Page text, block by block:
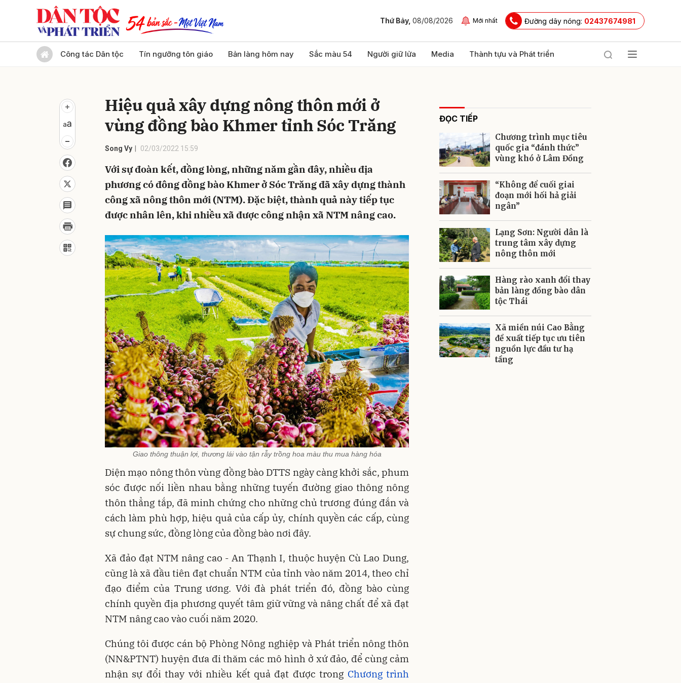
Thứ Bảy, 08/08/2026 Mới nhất Đường dây nóng: 02437674981
Công tác Dân tộc Tín ngưỡng tôn giáo Bản làng hôm nay Sắc màu 54 Người giữ lửa Media Thành tựu và Phát triển
Hiệu quả xây dựng nông thôn mới ở
vùng đồng bào Khmer tỉnh Sóc Trăng
Song Vy 02/03/2022 15:59
Với sự đoàn kết, đồng lòng, những năm gần đây, nhiều địa
phương có đông đồng bào Khmer ở Sóc Trăng đã xây dựng thành
công xã nông thôn mới (NTM). Đặc biệt, thành quả này tiếp tục
được nhân lên, khi nhiều xã được công nhận xã NTM nâng cao.
Giao thông thuận lợi, thương lái vào tận rẫy trồng hoa màu thu mua hàng hóa
Diện mạo nông thôn vùng đồng bào DTTS ngày càng khởi sắc, phum
sóc được nối liền nhau bằng những tuyến đường giao thông nông
thôn thẳng tắp, đã minh chứng cho những chủ trương đúng đắn và
cách làm phù hợp, hiệu quả của cấp ủy, chính quyền các cấp, cùng
sự chung sức, đồng lòng của đồng bào nơi đây.
Xã đảo đạt NTM nâng cao - An Thạnh I, thuộc huyện Cù Lao Dung,
cũng là xã đầu tiên đạt chuẩn NTM của tỉnh vào năm 2014, theo chỉ
đạo điểm của Trung ương. Với đà phát triển đó, đồng bào cùng
chính quyền địa phương quyết tâm giữ vững và nâng chất để xã đạt
NTM nâng cao vào cuối năm 2020.
Chúng tôi được cán bộ Phòng Nông nghiệp và Phát triển nông thôn
(NN&PTNT) huyện đưa đi thăm các mô hình ở xứ đảo, để cùng cảm
nhận sự đổi thay với nhiều kết quả đạt được trong Chương trình
ĐỌC TIẾP
Chương trình mục tiêu
quốc gia “đánh thức”
vùng khó ở Lâm Đồng
“Không để cuối giai
đoạn mới hối hả giải
ngân”
Lạng Sơn: Người dân là
trung tâm xây dựng
nông thôn mới
Hàng rào xanh đổi thay
bản làng đồng bào dân
tộc Thái
Xã miền núi Cao Bằng
đề xuất tiếp tục ưu tiên
nguồn lực đầu tư hạ
tầng
Gửi bình luận
Gửi